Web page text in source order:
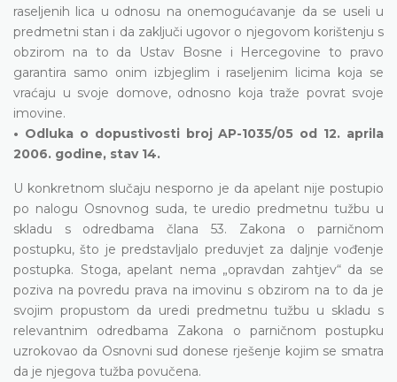
raseljenih lica u odnosu na onemogućavanje da se useli u
predmetni stan i da zaključi ugovor o njegovom korištenju s
obzirom na to da Ustav Bosne i Hercegovine to pravo
garantira samo onim izbjeglim i raseljenim licima koja se
vraćaju u svoje domove, odnosno koja traže povrat svoje
imovine.
• Odluka o dopustivosti broj AP-1035/05 od 12. aprila
2006. godine, stav 14.
U konkretnom slučaju nesporno je da apelant nije postupio
po nalogu Osnovnog suda, te uredio predmetnu tužbu u
skladu s odredbama člana 53. Zakona o parničnom
postupku, što je predstavljalo preduvjet za daljnje vođenje
postupka. Stoga, apelant nema „opravdan zahtjev“ da se
poziva na povredu prava na imovinu s obzirom na to da je
svojim propustom da uredi predmetnu tužbu u skladu s
relevantnim odredbama Zakona o parničnom postupku
uzrokovao da Osnovni sud donese rješenje kojim se smatra
da je njegova tužba povučena.